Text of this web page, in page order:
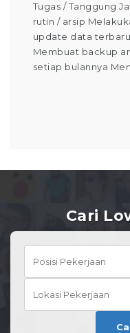
Tugas / Tanggung
rutin / arsip
update data
Membuat backup
setiap bulannya
Cari